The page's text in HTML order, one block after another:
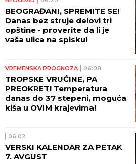
BEOGRAĐANI, SPREMITE SE!
Danas bez struje delovi tri
opštine - proverite da li je
vaša ulica na spisku!
VREMENSKA PROGNOZA 06:08
TROPSKE VRUĆINE, PA
PREOKRET! Temperatura
danas do 37 stepeni, moguća
kiša u OVIM krajevima!
06:02
VERSKI KALENDAR ZA PETAK
7. AVGUST